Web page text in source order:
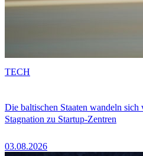
Die baltischen Staaten wandeln sich
Stagnation zu Startup-Zentren
03.08.2026
TECH